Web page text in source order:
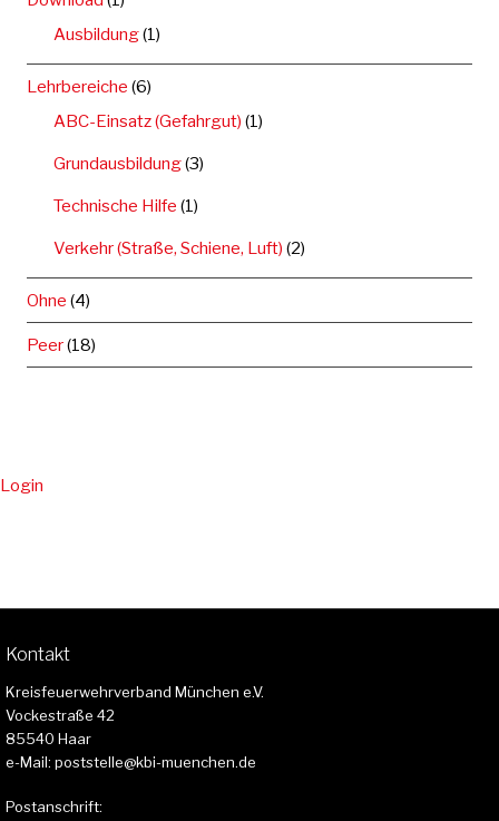
Ausbildung(1)
Lehrbereiche (6)
ABC-Einsatz (Gefahrgut) (1)
Grundausbildung(3)
Technische Hilfe (1)
Verkehr (Straße, Schiene, Luft) (2)
Ohne (4)
Peer(18)
Login
Kontakt
Kreisfeuerwehrverband München e.V.
Vockestraße 42
85540 Haar
e-Mail: poststelle@kbi-muenchen.de
Postanschrift: